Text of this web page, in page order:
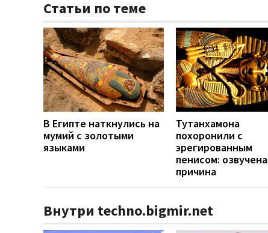
Статьи по теме
В Египте наткнулись на
мумий с золотыми
языками
Тутанхамона
похоронили с
эрегированным
пенисом: озвучена
причина
Внутри techno.bigmir.net